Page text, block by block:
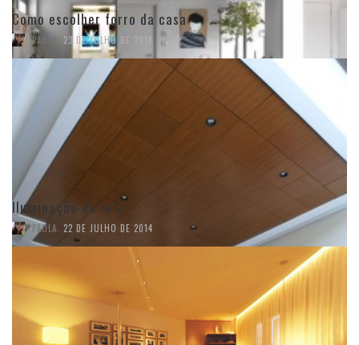
Como escolher forro da casa
PAOLA 23 DE JULHO DE 2014
Iluminação do teto
PAOLA 22 DE JULHO DE 2014